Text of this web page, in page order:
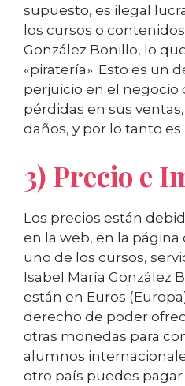
supuesto, es ilegal
los cursos o
González Bonillo, lo
«piratería». Esto es un
perjuicio en el negocio
pérdidas en sus
daños, y por lo tanto
3) Precio e
Los precios están
en la web, en la página
uno de los cursos,
Isabel María González
están en Euros
derecho de poder
otras monedas para
alumnos
otro país puedes